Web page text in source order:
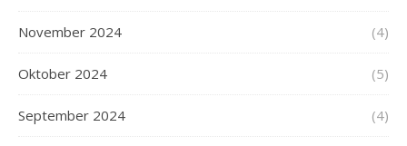
November 2024 (4)
Oktober 2024 (5)
September 2024 (4)